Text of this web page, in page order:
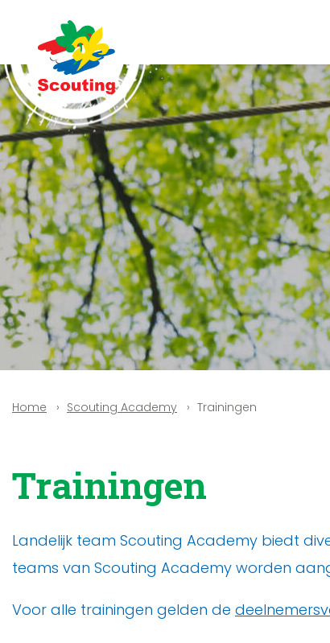
Home Scouting Academy Trainingen
Trainingen
Landelijk team Scouting Academy biedt
teams van Scouting Academy worden
Voor alle trainingen gelden de